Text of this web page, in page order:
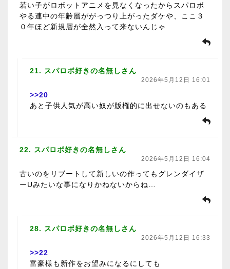
若い子がロボットアニメを見なくなったからスパロボ
やる連中の年齢層ががっつり上がったダケや、ここ３
０年ほど新規層が全然入って来ないんじゃ
21. スパロボ好きの名無しさん
2026年5月12日 16:01
>>20
あと子供人気が高い奴が版権的に出せないのもある
22. スパロボ好きの名無しさん
2026年5月12日 16:04
古いのをリブートして新しいの作ってもグレンダイザ
ーUみたいな事になりかねないからね…
28. スパロボ好きの名無しさん
2026年5月12日 16:33
>>22
富豪様も新作をお望みになるにしても